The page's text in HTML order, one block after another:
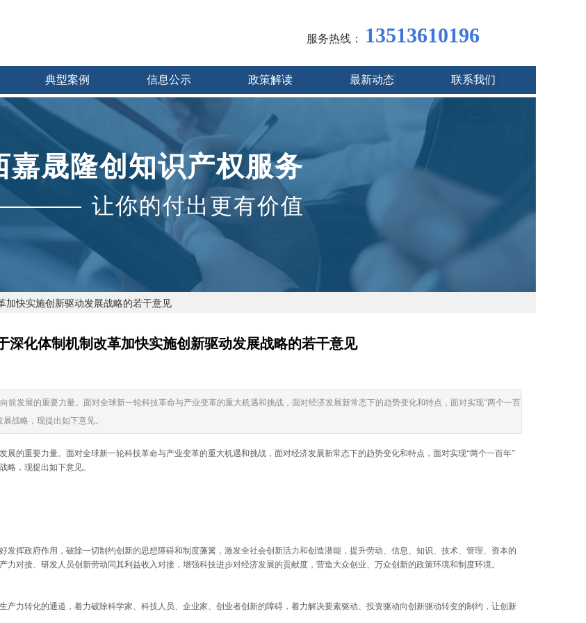
13513610196
服务热线：
典型案例 信息公示 政策解读 最新动态 联系我们
嘉晟隆创知识产权服务
让你的付出更有价值
加快实施创新驱动发展战略的若干意见
深化体制机制改革加快实施创新驱动发展战略的若干意见
发展的重要力量。面对全球新一轮科技革命与产业变革的重大机遇和挑战，面对经济发展新常态下的趋势变化和特点，面对实现“两个一百
战略，现提出如下意见。
的重要力量。面对全球新一轮科技革命与产业变革的重大机遇和挑战，面对经济发展新常态下的趋势变化和特点，面对实现“两个一百年”
略，现提出如下意见。
挥政府作用，破除一切制约创新的思想障碍和制度藩篱，激发全社会创新活力和创造潜能，提升劳动、信息、知识、技术、管理、资本的
对接、研发人员创新劳动同其利益收入对接，增强科技进步对经济发展的贡献度，营造大众创业、万众创新的政策环境和制度环境。
力转化的通道，着力破除科学家、科技人员、企业家、创业者创新的障碍，着力解决要素驱动、投资驱动向创新驱动转变的制约，让创新